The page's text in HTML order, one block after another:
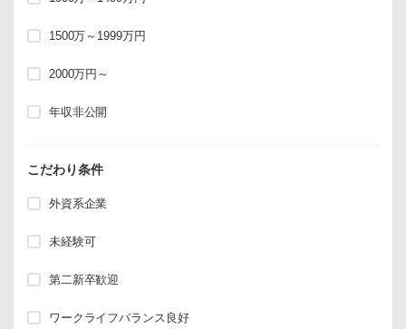
1500万～1999万円
2000万円～
年収非公開
こだわり条件
外資系企業
未経験可
第二新卒歓迎
ワークライフバランス良好